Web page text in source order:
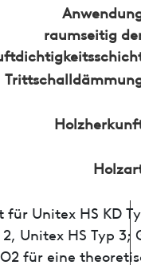
raumseitig
Unitex HS KD
Unitex HS Typ 3;
für eine